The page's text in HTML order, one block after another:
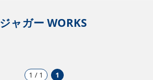
ジャガー WORKS
1 / 1 1